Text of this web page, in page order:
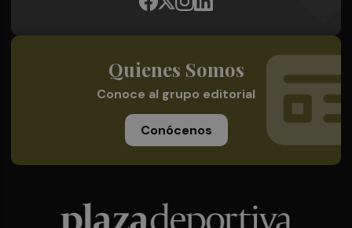
Quienes Somos
Conoce al grupo editorial
Conócenos